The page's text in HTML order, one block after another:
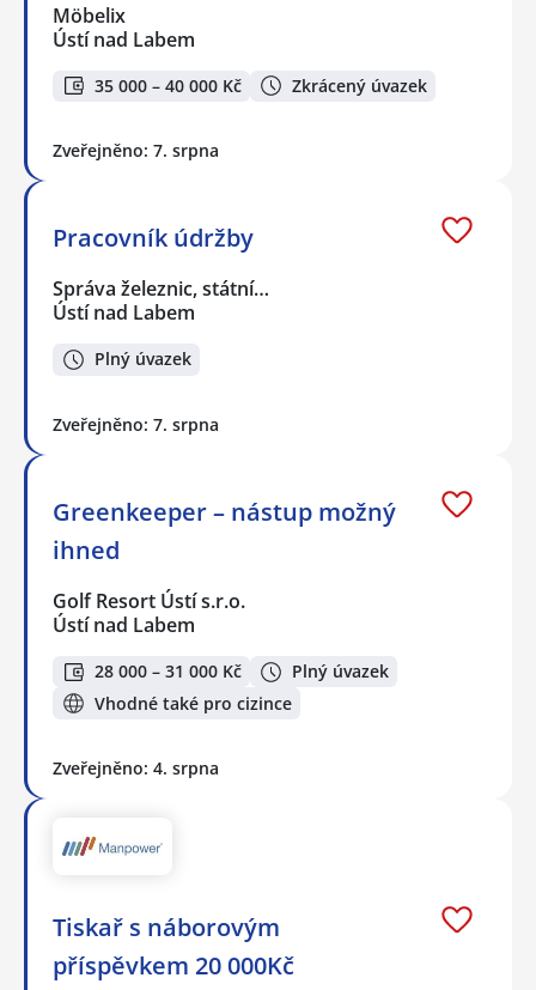
Möbelix
Ústí nad Labem
35 000 – 40 000 Kč Zkrácený úvazek
Zveřejněno: 7. srpna
Pracovník údržby
Správa železnic, státní…
Ústí nad Labem
Plný úvazek
Zveřejněno: 7. srpna
Greenkeeper – nástup možný
ihned
Golf Resort Ústí s.r.o.
Ústí nad Labem
28 000 – 31 000 Kč
Plný úvazek
Vhodné také pro cizince
Zveřejněno: 4. srpna
Tiskař s náborovým
příspěvkem 20 000Kč